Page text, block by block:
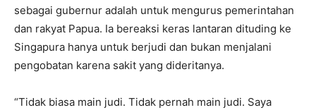
sebagai gubernur adalah untuk mengurus pemerintahan
dan rakyat Papua. Ia bereaksi keras lantaran dituding ke
Singapura hanya untuk berjudi dan bukan menjalani
pengobatan karena sakit yang dideritanya.
“Tidak biasa main judi. Tidak pernah main judi. Saya